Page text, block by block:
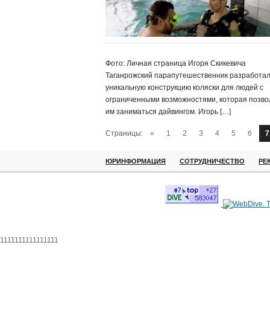
Фото: Личная страница Игоря Скикевича
Таганрожский парапутешественник разработал
уникальную конструкцию коляски для людей с
ограниченными возможностями, которая
им заниматься дайвингом. Игорь […]
Страницы: « 1 2 3 4 5 6 7
ЮРИНФОРМАЦИЯ СОТРУДНИЧЕСТВО
1111111111111111